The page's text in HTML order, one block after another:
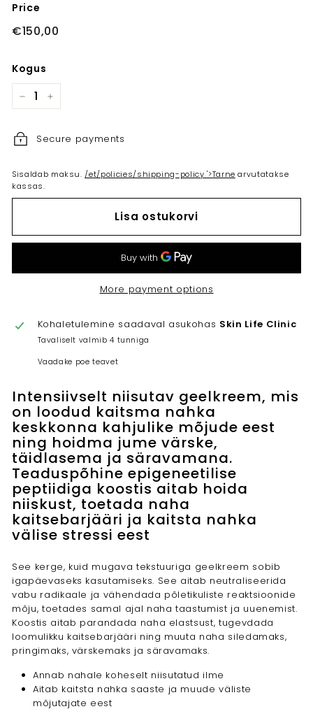
Price
Tavahind
€150,00
Kogus
+
Secure payments
Sisaldab maksu. /et/policies/shipping-policy '>Tarne arvutatakse
kassas.
Lisa ostukorvi
More payment options
Kohaletulemine saadaval asukohas Skin Life Clinic
Tavaliselt valmib 4 tunniga
Vaadake poe teavet
Intensiivselt niisutav geelkreem, mis
on loodud kaitsma nahka
keskkonna kahjulike mõjude eest
ning hoidma jume värske,
täidlasema ja säravamana.
Teaduspõhine epigeneetilise
peptiidiga koostis aitab hoida
niiskust, toetada naha
kaitsebarjääri ja kaitsta nahka
välise stressi eest
See kerge, kuid mugava tekstuuriga geelkreem sobib
igapäevaseks kasutamiseks. See aitab neutraliseerida
vabu radikaale ja vähendada põletikuliste reaktsioonide
mõju, toetades samal ajal naha taastumist ja uuenemist.
Koostis aitab parandada naha elastsust, tugevdada
loomulikku kaitsebarjääri ning muuta naha siledamaks,
pringimaks, värskemaks ja säravamaks.
Annab nahale koheselt niisutatud ilme
Aitab kaitsta nahka saaste ja muude väliste
mõjutajate eest